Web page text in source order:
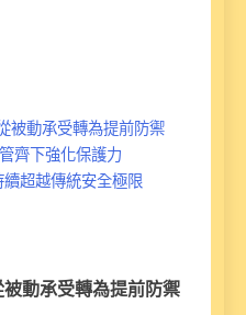
被動承受轉為提前防禦
齊下強化保護力
超越傳統安全極限
動承受轉為提前防禦